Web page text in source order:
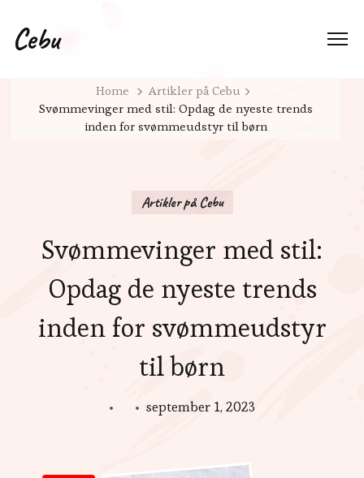
Cebu
Home
Artikler på Cebu
Svømmevinger med stil: Opdag de nyeste trends
inden for svømmeudstyr til børn
Artikler på Cebu
Svømmevinger med stil:
Opdag de nyeste trends
inden for svømmeudstyr
til børn
september 1, 2023